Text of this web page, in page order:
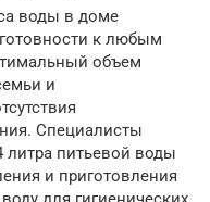
воды в доме
к любым
объем
и
Специалисты
питьевой воды
и приготовления